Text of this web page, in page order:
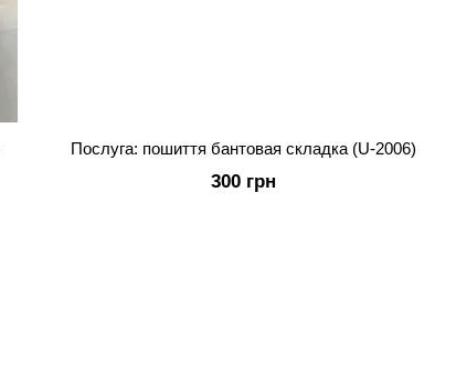
Послуга: пошиття бантовая складка (U-2006)
300 грн